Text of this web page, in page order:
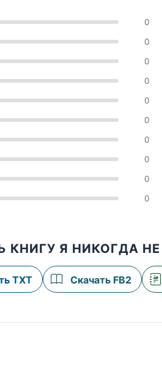
0
0
0
0
0
0
0
0
0
0
КНИГУ Я НИКОГДА
TXT Скачать FB2